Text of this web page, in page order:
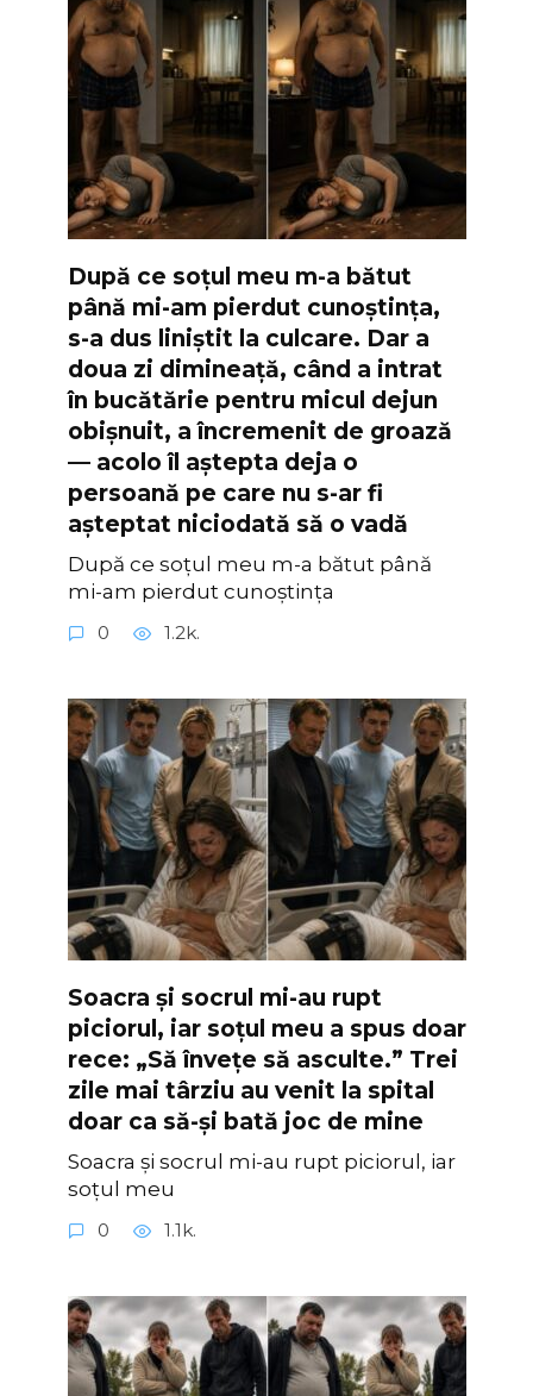
După ce soțul meu m-a bătut
până mi-am pierdut cunoștința,
s-a dus liniștit la culcare. Dar a
doua zi dimineață, când a intrat
în bucătărie pentru micul dejun
obișnuit, a încremenit de groază
— acolo îl aștepta deja o
persoană pe care nu s-ar fi
așteptat niciodată să o vadă
După ce soțul meu m-a bătut până
mi-am pierdut cunoștința
0 1.2k.
Soacra și socrul mi-au rupt
piciorul, iar soțul meu a spus doar
rece: „Să învețe să asculte.” Trei
zile mai târziu au venit la spital
doar ca să-și bată joc de mine
Soacra și socrul mi-au rupt piciorul, iar
soțul meu
0 1.1k.